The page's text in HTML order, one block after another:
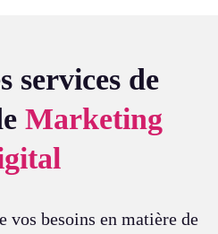
services de
Marketing
vos besoins en matière de